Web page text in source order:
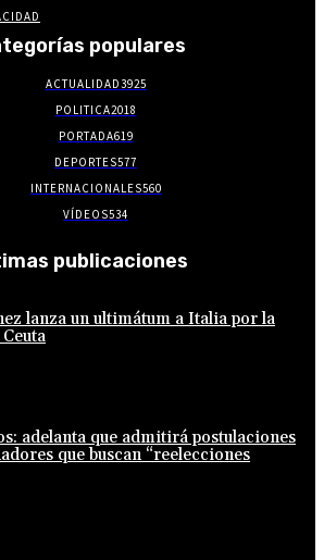
populares
ACTUALIDAD3925
POLITICA2018
PORTADA619
DEPORTES577
INTERNACIONALES560
VÍDEOS534
publicaciones
lanza un ultimátum a Italia por la
adelanta que admitirá postulaciones
que buscan “reelecciones